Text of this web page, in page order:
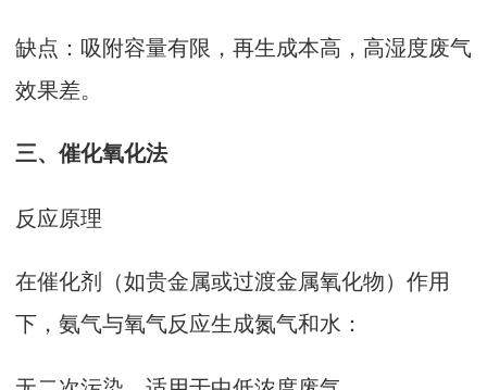
缺点‌：吸附容量有限，再生成本高，高湿度废气
效果差‌。
三、‌催化氧化法‌
反应原理
在催化剂（如贵金属或过渡金属氧化物）作用
下，氨气与氧气反应生成氮气和水：